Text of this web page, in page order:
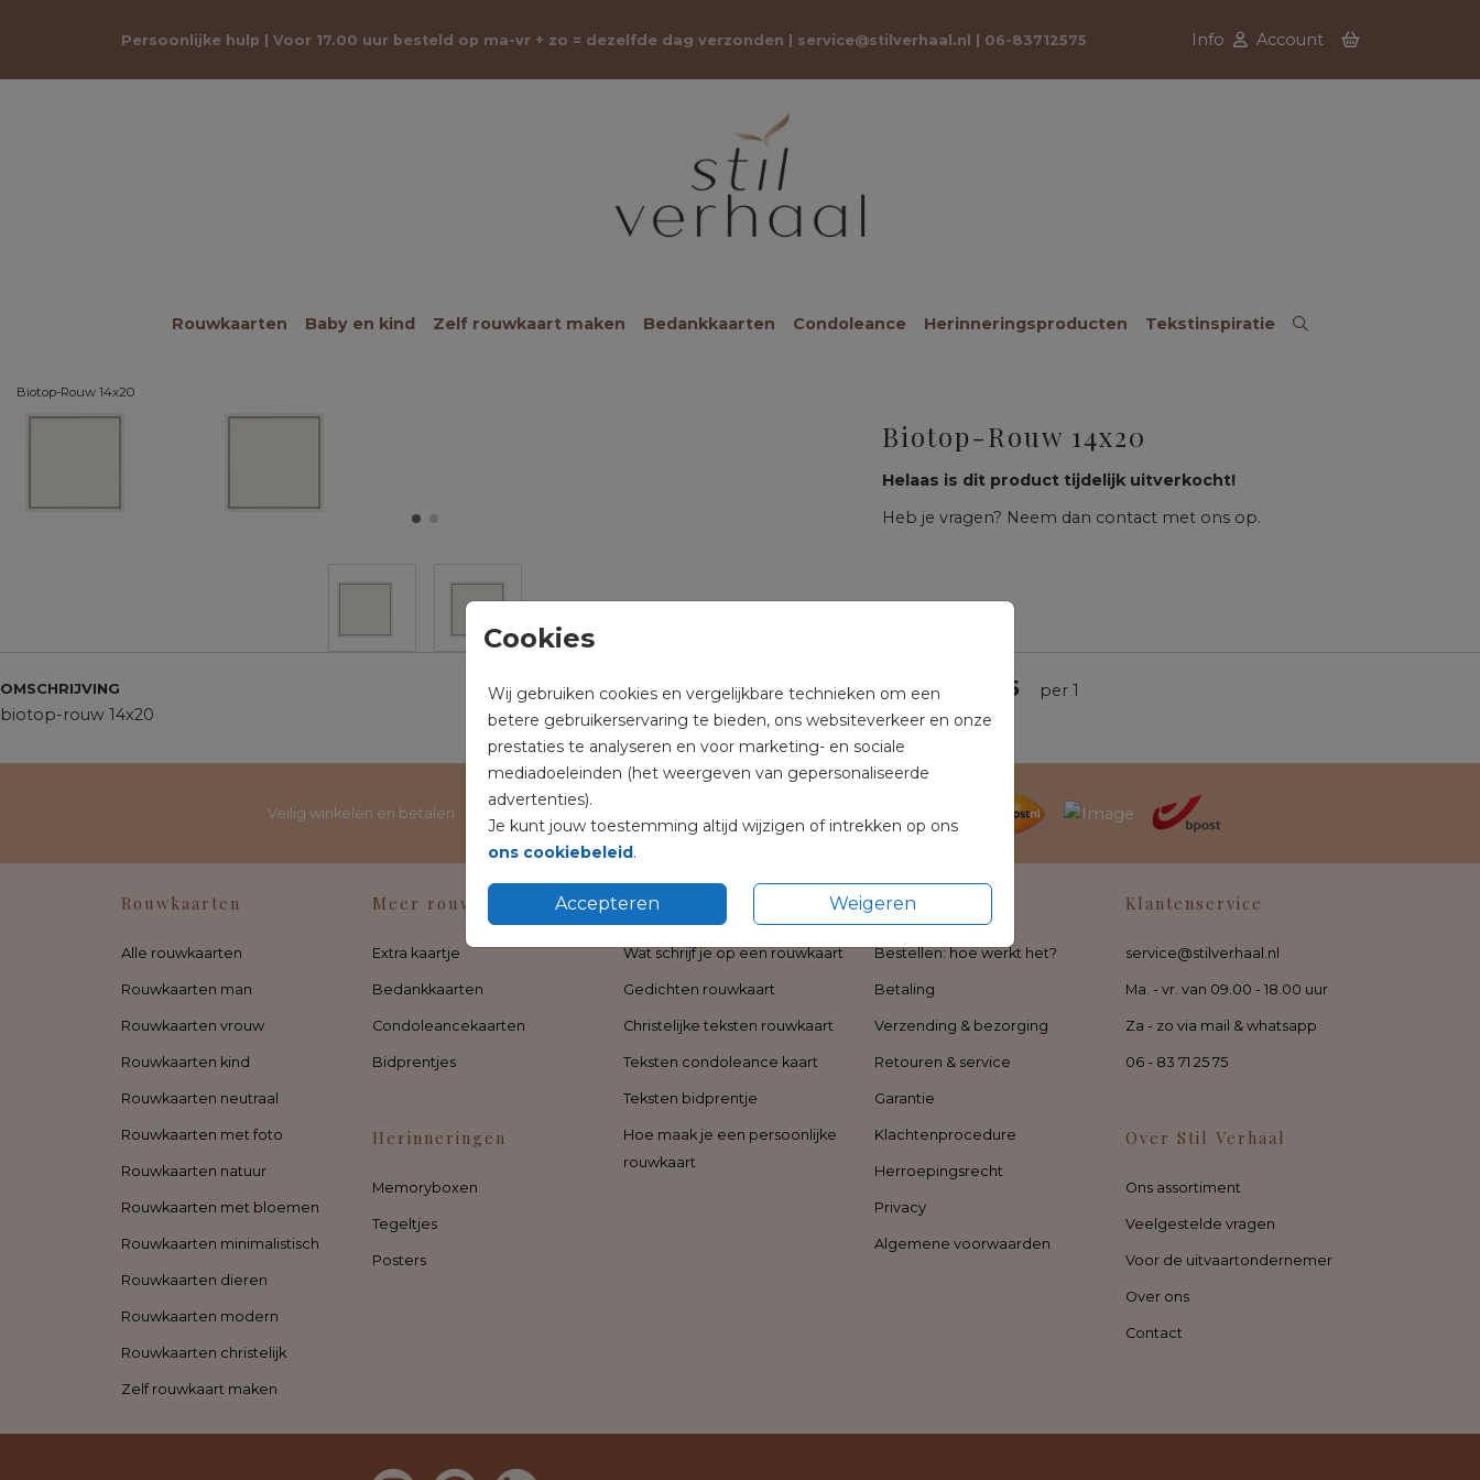
Persoonlijke hulp | Voor 17.00 uur besteld op ma-vr + zo = dezelfde dag verzonden | service@stilverhaal.nl | 06-83712575 Info Account
Rouwkaarten Baby en kind Zelf rouwkaart maken Bedankkaarten Condoleance Herinneringsproducten Tekstinspiratie
Cookies
Wij gebruiken cookies en vergelijkbare technieken om een
betere gebruikerservaring te bieden, ons websiteverkeer en onze
prestaties te analyseren en voor marketing- en sociale
mediadoeleinden (het weergeven van gepersonaliseerde
advertenties).
Je kunt jouw toestemming altijd wijzigen of intrekken op ons
ons cookiebeleid.
Accepteren Weigeren
Biotop-Rouw 14x20
Biotop-Rouw 14x20
Helaas is dit product tijdelijk uitverkocht!
Heb je vragen? Neem dan contact met ons op.
OMSCHRIJVING
biotop-rouw 14x20
Prijs: € 0,55 per 1
Veilig winkelen en betalen
Rouwkaarten
Alle rouwkaarten
Rouwkaarten man
Rouwkaarten vrouw
Rouwkaarten kind
Rouwkaarten neutraal
Rouwkaarten met foto
Rouwkaarten natuur
Rouwkaarten met bloemen
Rouwkaarten minimalistisch
Rouwkaarten dieren
Rouwkaarten modern
Rouwkaarten christelijk
Zelf rouwkaart maken
Meer rouwdrukwerk
Extra kaartje
Bedankkaarten
Condoleancekaarten
Bidprentjes
Herinneringen
Memoryboxen
Tegeltjes
Posters
Tekstinspiratie
Wat schrijf je op een rouwkaart
Gedichten rouwkaart
Christelijke teksten rouwkaart
Teksten condoleance kaart
Teksten bidprentje
Hoe maak je een persoonlijke
rouwkaart
Algemeen
Bestellen: hoe werkt het?
Betaling
Verzending & bezorging
Retouren & service
Garantie
Klachtenprocedure
Herroepingsrecht
Privacy
Algemene voorwaarden
Klantenservice
service@stilverhaal.nl
Ma. - vr. van 09.00 - 18.00 uur
Za - zo via mail & whatsapp
06 - 83 71 25 75
Over Stil Verhaal
Ons assortiment
Veelgestelde vragen
Voor de uitvaartondernemer
Over ons
Contact